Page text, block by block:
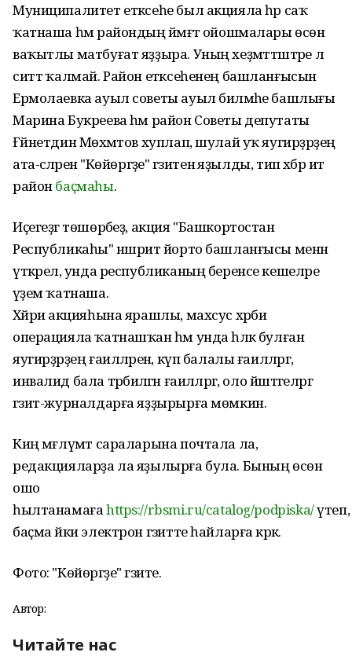
Муниципалитет етәксеһе был акцияла һәр саҡ
ҡатнаша һәм райондың йәмәғәт ойошмалары өсөн
ваҡытлы матбуғат яҙҙыра. Уның хеҙмәттәштәре лә
ситтә ҡалмай. Район етәксеһенең башланғысын
Ермолаевка ауыл советы ауыл биләмәһе башлығы
Марина Букреева һәм район Советы депутаты
Ғәйнетдин Мөхәмәтов хуплап, шулай уҡ яугирҙәрҙең
ата-әсәләренә "Көйөргәҙе" гәзитенә яҙылды, тип хәбәр итә
районбаҫмаһы.
Иҫегеҙгә төшөрәбеҙ, акция "Башкортостан
Республикаһы" нәшриәт йорто башланғысы менән
үткәрелә, унда республиканың беренсе кешеләре
әүҙем ҡатнаша.
Хәйриә акцияһына ярашлы, махсус хәрби
операцияла ҡатнашҡан һәм унда һәләк булған
яугирҙәрҙең ғаиләләренә, күп балалы ғаиләләргә,
инвалид бала тәрбиәләгән ғаиләләргә, оло йәштәгеләргә
гәзит-журналдарға яҙҙырырға мөмкин.
Киң мәғлүмәт сараларына почтала ла,
редакцияларҙа ла яҙылырға була. Бының өсөн
ошо
һылтанамағаhttps://rbsmi.ru/catalog/podpiska/үтеп,
баҫма йәки электрон гәзитте һайларға кәрәк.
Фото: "Көйөргәҙе" гәзите.
Автор:
Читайте нас